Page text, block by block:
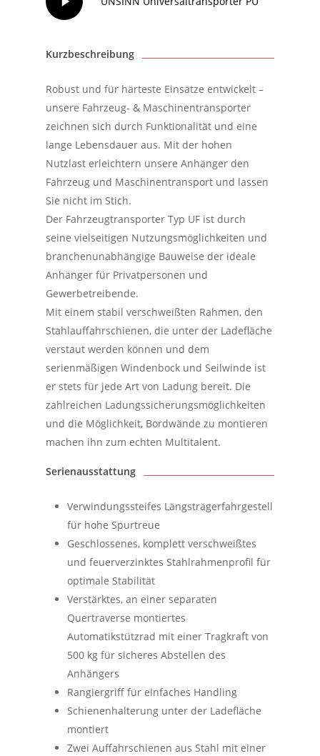
Video
Kurzbeschreibung
Robust und für härteste Einsätze entwickelt –
unsere Fahrzeug- & Maschinentransporter
zeichnen sich durch Funktionalität und eine
lange Lebensdauer aus. Mit der hohen
Nutzlast erleichtern unsere Anhänger den
Fahrzeug und Maschinentransport und lassen
Sie nicht im Stich.
Der Fahrzeugtransporter Typ UF ist durch
seine vielseitigen Nutzungsmöglichkeiten und
branchenunabhängige Bauweise der ideale
Anhänger für Privatpersonen und
Gewerbetreibende.
Mit einem stabil verschweißten Rahmen, den
Stahlauffahrschienen, die unter der Ladefläche
verstaut werden können und dem
serienmäßigen Windenbock und Seilwinde ist
er stets für jede Art von Ladung bereit. Die
zahlreichen Ladungssicherungsmöglichkeiten
und die Möglichkeit, Bordwände zu montieren
machen ihn zum echten Multitalent.
Serienausstattung
Verwindungssteifes Längsträgerfahrgestell
für hohe Spurtreue
Geschlossenes, komplett verschweißtes
und feuerverzinktes Stahlrahmenprofil für
optimale Stabilität
Verstärktes, an einer separaten
Quertraverse montiertes
Automatikstützrad mit einer Tragkraft von
500 kg für sicheres Abstellen des
Anhängers
Rangiergriff für einfaches Handling
Schienenhalterung unter der Ladefläche
montiert
Zwei Auffahrschienen aus Stahl mit einer